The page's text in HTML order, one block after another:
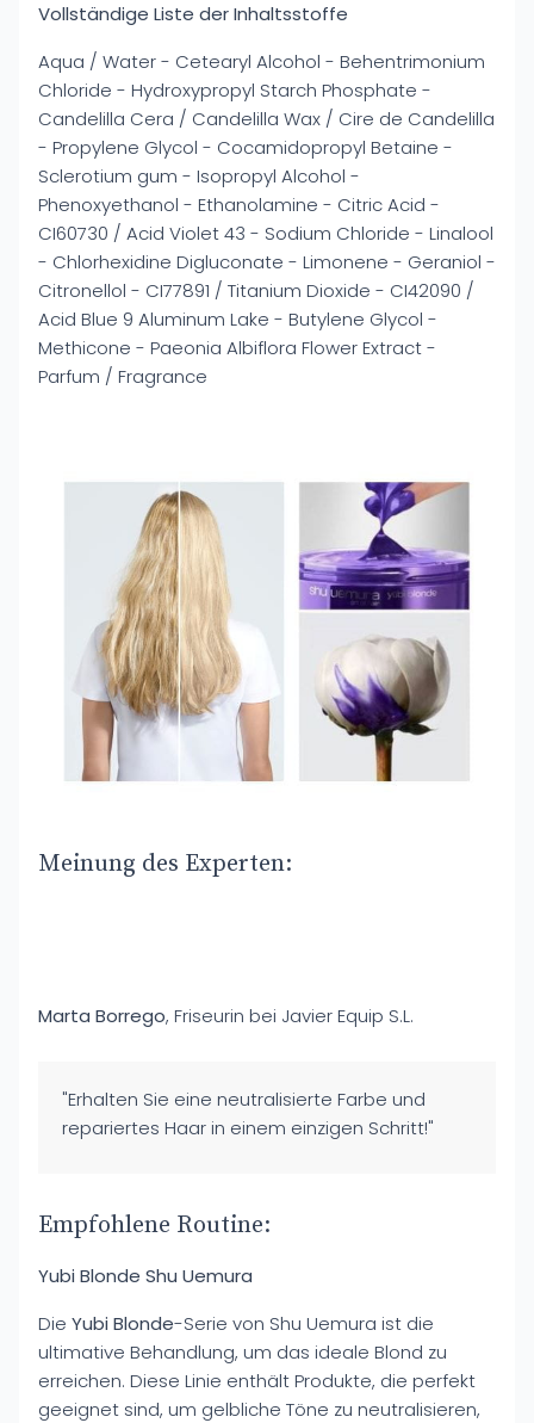
Vollständige Liste der Inhaltsstoffe
Aqua / Water - Cetearyl Alcohol - Behentrimonium
Chloride - Hydroxypropyl Starch Phosphate -
Candelilla Cera / Candelilla Wax / Cire de Candelilla
- Propylene Glycol - Cocamidopropyl Betaine -
Sclerotium gum - Isopropyl Alcohol -
Phenoxyethanol - Ethanolamine - Citric Acid -
CI60730 / Acid Violet 43 - Sodium Chloride - Linalool
- Chlorhexidine Digluconate - Limonene - Geraniol -
Citronellol - CI77891 / Titanium Dioxide - CI42090 /
Acid Blue 9 Aluminum Lake - Butylene Glycol -
Methicone - Paeonia Albiflora Flower Extract -
Parfum / Fragrance
Meinung des Experten:
Marta Borrego, Friseurin bei Javier Equip S.L.
"Erhalten Sie eine neutralisierte Farbe und
repariertes Haar in einem einzigen Schritt!"
Empfohlene Routine:
Yubi Blonde Shu Uemura
Die Yubi Blonde-Serie von Shu Uemura ist die
ultimative Behandlung, um das ideale Blond zu
erreichen. Diese Linie enthält Produkte, die perfekt
geeignet sind, um gelbliche Töne zu neutralisieren,